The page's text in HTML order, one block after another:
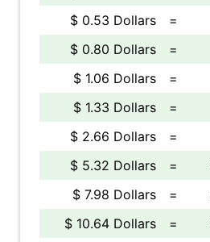
$ 0.53 Dollars
=
$ 0.80 Dollars
=
$ 1.06 Dollars
=
$ 1.33 Dollars
=
$ 2.66 Dollars
=
$ 5.32 Dollars
=
$ 7.98 Dollars
=
$ 10.64 Dollars
=